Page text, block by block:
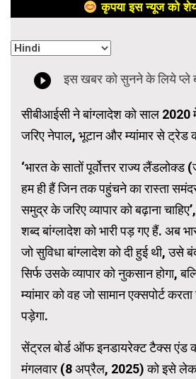
कृपया इस न्यूज को
सीबीआईसी ने बांग्लादेश को साल 2020
जरिए नेपाल, भूटान और म्यांमार से ट्रेड
‘भारत के सातों पूर्वोत्तर राज्य लैंडलोक्ड
हम ही हैं जिन तक पहुंचने का रास्ता
समुद्र के जरिए व्यापार को बढ़ाना
शब्द बांग्लादेश को भारी पड़ गए हैं. अब
जो सुविधा बांग्लादेश को दी हुई थी, उसे
सिर्फ उसके व्यापार को नुकसान होगा,
म्यांमार को वह जो सामान एक्सपोर्ट
पड़ेगा.
सेंट्रल बोर्ड ऑफ इनडायरेक्ट टैक्स एंड
मंगलवार (8 अप्रैल, 2025) को इसे